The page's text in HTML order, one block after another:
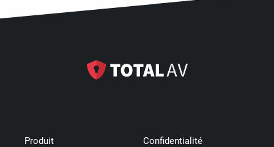
Produit Confidentialité